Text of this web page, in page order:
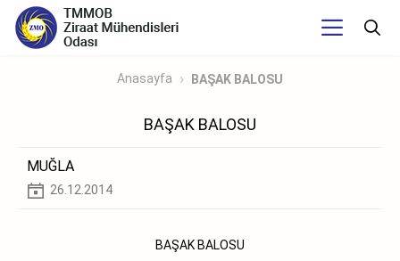
Anasayfa BAŞAK BALOSU
BAŞAK BALOSU
MUĞLA
26.12.2014
BAŞAK BALOSU